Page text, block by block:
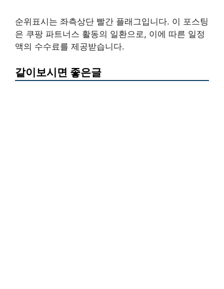
순위표시는 좌측상단 빨간 플래그입니다. 이 포스팅
은 쿠팡 파트너스 활동의 일환으로, 이에 따른 일정
액의 수수료를 제공받습니다.
같이보시면 좋은글